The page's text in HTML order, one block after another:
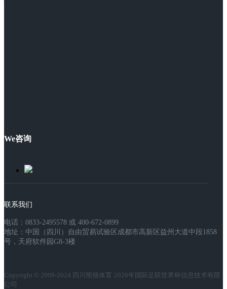
We咨询
联系我们
电话：0833-2495578 或 400-672-0899
地址：中国（四川）自由贸易试验区成都市高新区益州大道中段1858
号，天府软件园G8-3楼
Copyright © 2009-2024 四川熊猫体育·2026年国际足联世界杯信息技术有限
公司